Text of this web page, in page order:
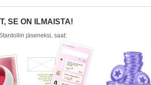
SE ON ILMAISTA!
jäseneksi, saat: